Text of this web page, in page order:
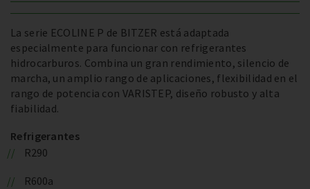
La serie ECOLINE P de BITZER está adaptada
especialmente para funcionar con refrigerantes
hidrocarburos. Combina un gran rendimiento, silencio de
marcha, un amplio rango de aplicaciones, flexibilidad en el
rango de potencia con VARISTEP, diseño robusto y alta
fiabilidad.
Refrigerantes
R290
R600a